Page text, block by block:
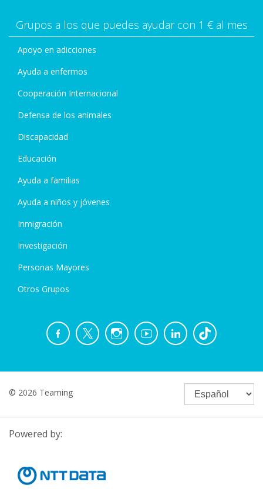
Grupos a los que puedes ayudar con 1 € al mes
Apoyo en adicciones
Ayuda a enfermos
Cooperación Internacional
Defensa de los animales
Discapacidad
Educación
Ayuda a familias
Ayuda a niños y jóvenes
Inmigración
Investigación
Personas Mayores
Otros Grupos
© 2026 Teaming
Powered by: